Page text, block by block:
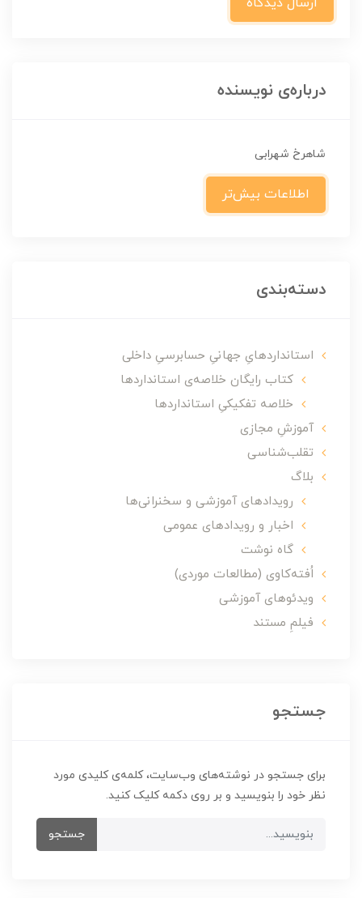
درباره‌ی نویسنده
شاهرخ شهرابی
اطلاعات بیش‌تر
دسته‌بندی
استانداردهایِ جهانیِ حسابرسیِ داخلی
کتاب رایگان خلاصه‌ی استانداردها
خلاصه تفکیکیِ استانداردها
آموزشِ مجازی
تقلب‌شناسی
بلاگ
رویدادهای آموزشی و سخنرانی‌ها
اخبار و رویدادهای عمومی
گاه نوشت
اُفته‌کاوی (مطالعات موردی)
ویدئوهای آموزشی
فیلمِ مستند
جستجو
برای جستجو در نوشته‌های وب‌سایت، کلمه‌ی کلیدی مورد
نظر خود را بنویسید و بر روی دکمه کلیک کنید.
جستجو